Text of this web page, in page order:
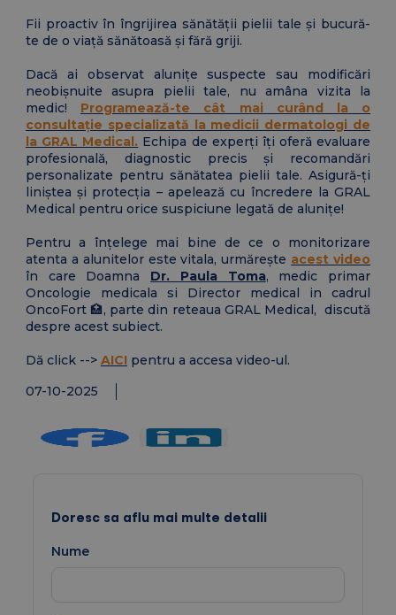
Doresc sa aflu mai multe detalii
Nume
Fii proactiv în îngrijirea sănătății pielii tale și bucură-
te de o viață sănătoasă și fără griji.
Dacă ai observat alunițe suspecte sau modificări
neobișnuite asupra pielii tale, nu amâna vizita la
medic! Programează-te cât mai curând la o
consultație specializată la medicii dermatologi de
la GRAL Medical. Echipa de experți îți oferă evaluare
profesională, diagnostic precis și recomandări
personalizate pentru sănătatea pielii tale. Asigură-ți
liniștea și protecția – apelează cu încredere la GRAL
Medical pentru orice suspiciune legată de alunițe!
Pentru a înțelege mai bine de ce o monitorizare
atenta a alunitelor este vitala, urmărește acest video
în care Doamna Dr. Paula Toma, medic primar
Oncologie medicala si Director medical in cadrul
OncoFort 🏥, parte din reteaua GRAL Medical, discută
despre acest subiect.
Dă click --> AICIpentru a accesa video-ul.
07-10-2025